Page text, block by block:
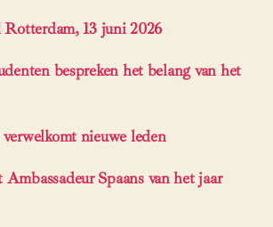
Rotterdam, 13 juni 2026
bespreken het belang van het
nieuwe leden
Spaans van het jaar